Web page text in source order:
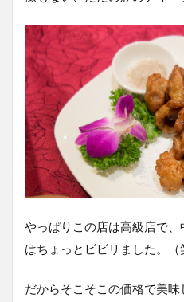
やっぱりこの店は高級店で
はちょっとビビリました。（
だからそこそこの価格で美